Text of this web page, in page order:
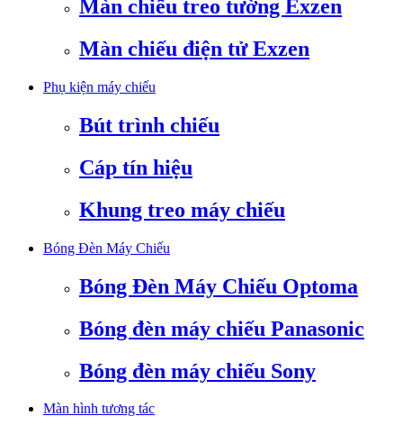
Màn chiếu treo tường Exzen
Màn chiếu điện tử Exzen
Phụ kiện máy chiếu
Bút trình chiếu
Cáp tín hiệu
Khung treo máy chiếu
Bóng Đèn Máy Chiếu
Bóng Đèn Máy Chiếu Optoma
Bóng đèn máy chiếu Panasonic
Bóng đèn máy chiếu Sony
Màn hình tương tác